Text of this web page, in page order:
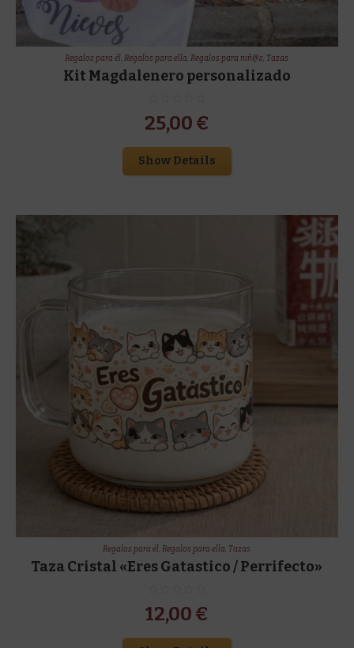
Regalos para él,Regalos para ella,Regalos para niñ@s, Tazas
Kit Magdalenero personalizado
25,00 €
Show Details
Regalos para él,Regalos para ella, Tazas
Taza Cristal «Eres Gatastico / Perrifecto»
12,00 €